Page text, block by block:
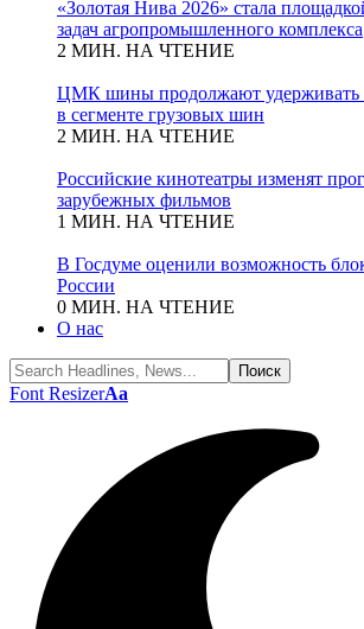
«Золотая Нива 2026» стала
задач агропромышленного комплекса
2 МИН. НА ЧТЕНИЕ
ЦМК шины продолжают удерживать
в сегменте грузовых шин
2 МИН. НА ЧТЕНИЕ
Российские кинотеатры изменят
зарубежных фильмов
1 МИН. НА ЧТЕНИЕ
В Госдуме оценили возможность
России
0 МИН. НА ЧТЕНИЕ
О нас
Font ResizerAa